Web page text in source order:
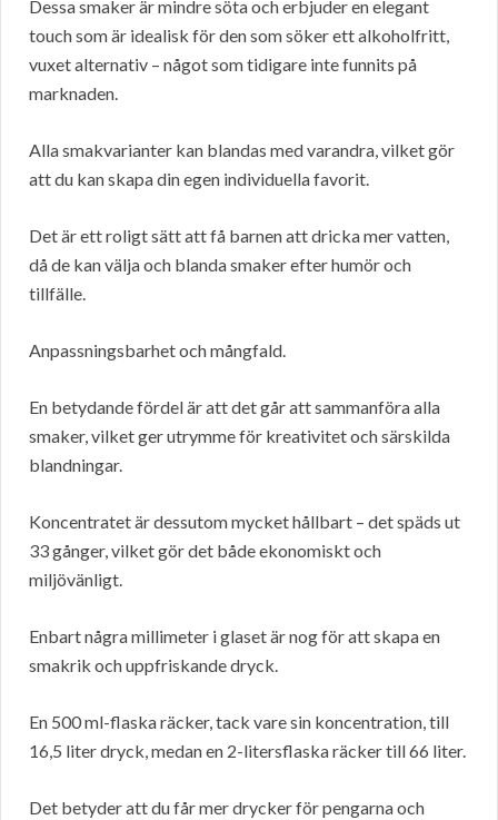
Dessa smaker är mindre söta och erbjuder en elegant
touch som är idealisk för den som söker ett alkoholfritt,
vuxet alternativ – något som tidigare inte funnits på
marknaden.
Alla smakvarianter kan blandas med varandra, vilket gör
att du kan skapa din egen individuella favorit.
Det är ett roligt sätt att få barnen att dricka mer vatten,
då de kan välja och blanda smaker efter humör och
tillfälle.
Anpassningsbarhet och mångfald.
En betydande fördel är att det går att sammanföra alla
smaker, vilket ger utrymme för kreativitet och särskilda
blandningar.
Koncentratet är dessutom mycket hållbart – det späds ut
33 gånger, vilket gör det både ekonomiskt och
miljövänligt.
Enbart några millimeter i glaset är nog för att skapa en
smakrik och uppfriskande dryck.
En 500 ml-flaska räcker, tack vare sin koncentration, till
16,5 liter dryck, medan en 2-litersflaska räcker till 66 liter.
Det betyder att du får mer drycker för pengarna och